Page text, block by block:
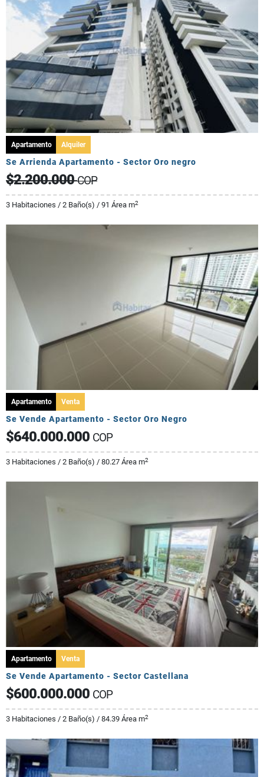
Apartamento Alquiler
Se Arrienda Apartamento - Sector Oro negro
$2.200.000COP
3 Habitaciones / 2 Baño(s) / 91 Área m2
Apartamento Venta
Se Vende Apartamento - Sector Oro Negro
$640.000.000 COP
3 Habitaciones / 2 Baño(s) / 80.27 Área m2
Apartamento Venta
Se Vende Apartamento - Sector Castellana
$600.000.000 COP
3 Habitaciones / 2 Baño(s) / 84.39 Área m2